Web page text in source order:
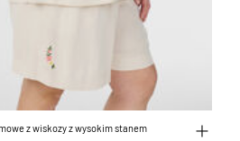
z wiskozy z wysokim stanem